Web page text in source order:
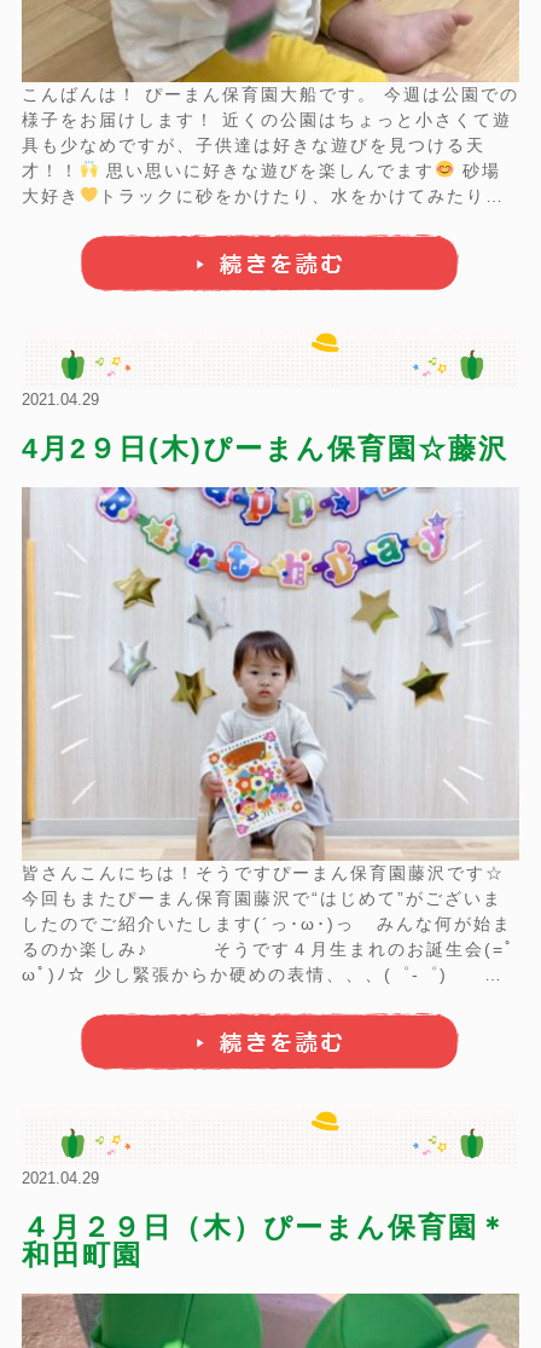
こんばんは！ ぴーまん保育園大船です。 今週は公園での
様子をお届けします！ 近くの公園はちょっと小さくて遊
具も少なめですが、子供達は好きな遊びを見つける天
才！！
思い思いに好きな遊びを楽しんでます
大好き
トラックに砂をかけたり、水をかけてみたり。
楽しんだり。 そして先生の腕の中でZZZ。。。 上手に
歩けるようになっ ...
2021.04.29
4月2９日(木)ぴーまん保育園☆藤沢
皆さんこんにちは！そうですぴーまん保育園藤沢です☆
今回もまたぴーまん保育園藤沢で“はじめて”がございま
したのでご紹介いたします(´っ･ω･)っ みんな何が始ま
るのか楽しみ♪ そうです４月生まれのお誕生会(=ﾟ
ωﾟ)ﾉ☆ 少し緊張からか硬めの表情、、、(゜-゜) 誕
2021.04.29
４月２９日（木）ぴーまん保育園＊
和田町園